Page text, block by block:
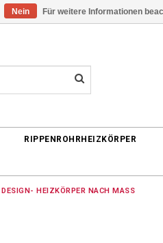
RIPPENROHRHEIZKÖRPER
DESIGN- HEIZKÖRPER NACH MASS
Nein Für weitere Informationen